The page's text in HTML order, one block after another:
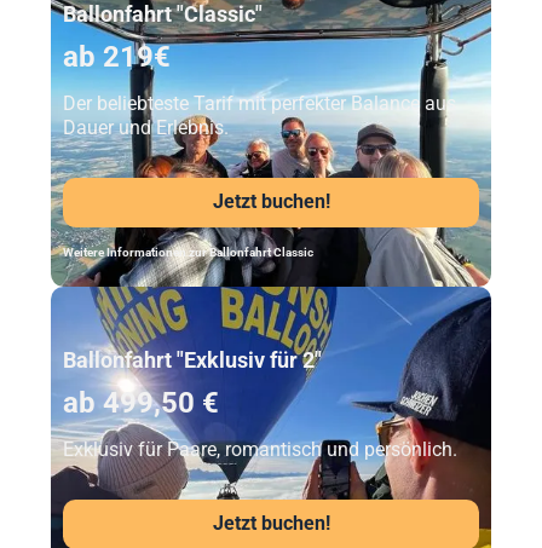
Ballonfahrt "Classic"
ab 219€
Der beliebteste Tarif mit perfekter Balance aus
Dauer und Erlebnis.
Jetzt buchen!
Weitere Informationen zur Ballonfahrt Classic
Unser Beststeller
Ballonfahrt "Exklusiv für 2"
ab 499,50 €
Exklusiv für Paare, romantisch und persönlich.
Jetzt buchen!